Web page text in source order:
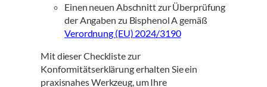
Einen neuen Abschnitt zur Überprüfung
der Angaben zu Bisphenol A gemäß
Verordnung (EU) 2024/3190
Mit dieser Checkliste zur
Konformitätserklärung erhalten Sie ein
praxisnahes Werkzeug, um Ihre